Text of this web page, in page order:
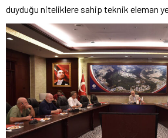
duyduğu niteliklere sahip teknik eleman